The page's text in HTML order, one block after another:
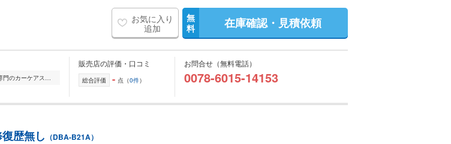
お気に入り
追加
無
料
在庫確認・見積依頼
☆★☆最新鋭の設備で皆様のご入庫お待ちしております!☆★☆☆★☆専門のカーケアスタッフによる洗車が行えます!☆★☆☆★☆ご来店いただいたお客様には無料にてお飲み物をご提供させ...
販売店の評価・口コミ
総合評価 - 点（0件）
お問合せ（無料電話）
0078-6015-14153
歴無し （DBA-B21A）